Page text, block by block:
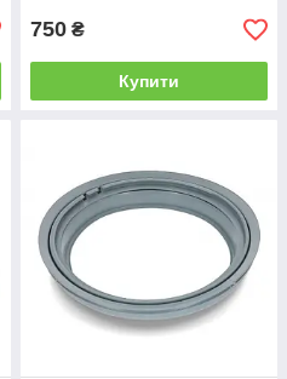
750 ₴
Купити